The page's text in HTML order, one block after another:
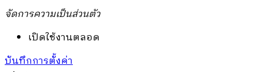
จัดการความเป็นส่วนตัว
เปิดใช้งานตลอด
บันทึกการตั้งค่า